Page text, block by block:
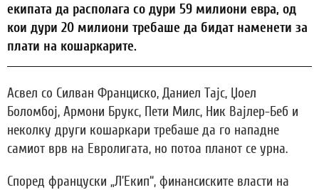
екипата да располага со дури 59 милиони евра, од
кои дури 20 милиони требаше да бидат наменети за
плати на кошаркарите.
Асвел со Силван Франциско, Даниел Тајс, Џоел
Боломбој, Армони Брукс, Пети Милс, Ник Вајлер-Беб и
неколку други кошаркари требаше да го нападне
самиот врв на Евролигата, но потоа планот се урна.
Според француски „Л’Екип“, финансиските власти на